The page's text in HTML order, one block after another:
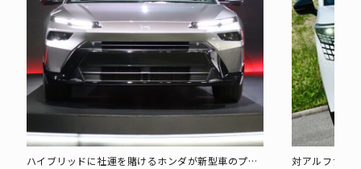
ハイブリッドに社運を賭けるホンダが新型車のプロ
対アルファー